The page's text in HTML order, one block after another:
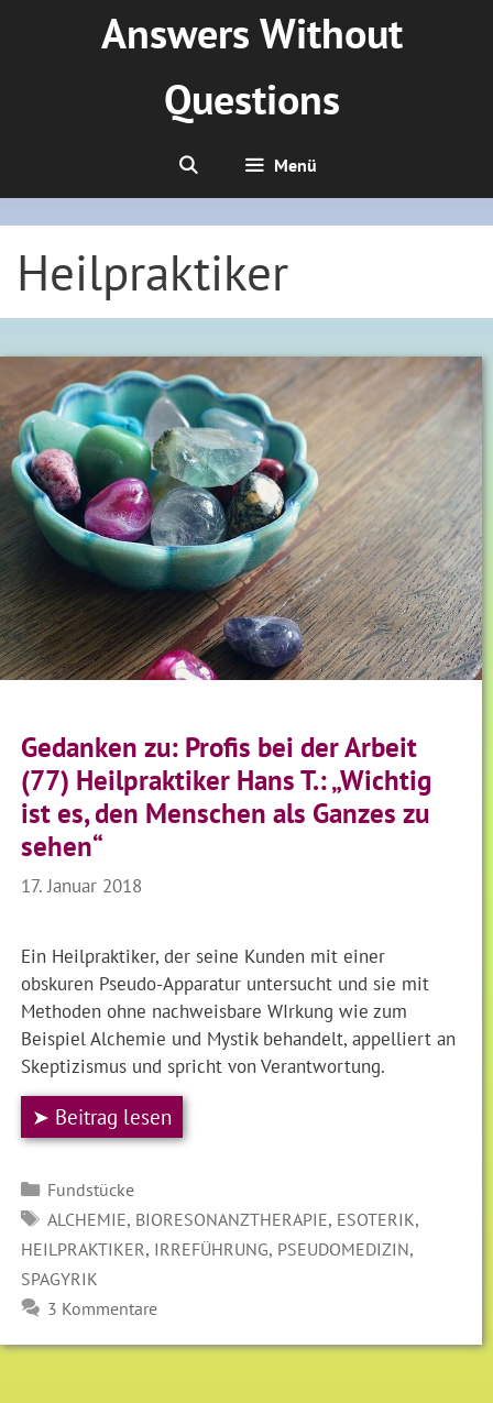
Answers Without
Questions
Menü
Heilpraktiker
Gedanken zu: Profis bei der Arbeit
(77) Heilpraktiker Hans T.: „Wichtig
ist es, den Menschen als Ganzes zu
sehen“
17. Januar 2018
Ein Heilpraktiker, der seine Kunden mit einer
obskuren Pseudo-Apparatur untersucht und sie mit
Methoden ohne nachweisbare WIrkung wie zum
Beispiel Alchemie und Mystik behandelt, appelliert an
Skeptizismus und spricht von Verantwortung.
➤ Beitrag lesen
Kategorien
Fundstücke
SCHLAGWÖRTER
ALCHEMIE, BIORESONANZTHERAPIE, ESOTERIK,
HEILPRAKTIKER, IRREFÜHRUNG, PSEUDOMEDIZIN,
SPAGYRIK
3 Kommentare